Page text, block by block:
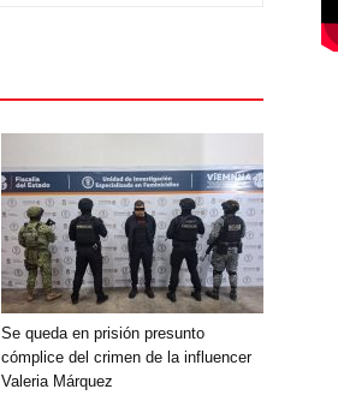
Se queda en prisión presunto
cómplice del crimen de la influencer
Valeria Márquez